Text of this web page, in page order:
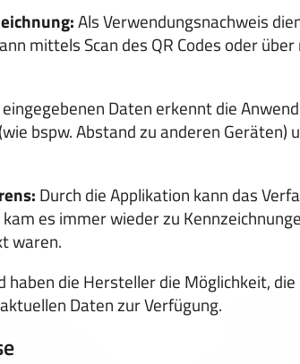
Als Verwendungsnachweis
mittels Scan des QR Codes oder
Daten erkennt die
bspw. Abstand zu anderen Geräten)
Durch die Applikation kann das
es immer wieder zu
waren.
haben die Hersteller die Möglichkeit,
Daten zur Verfügung.